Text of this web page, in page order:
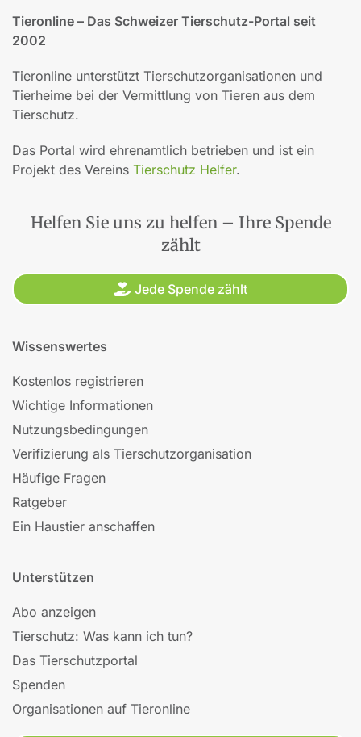
Tieronline – Das Schweizer Tierschutz-Portal seit
2002
Tieronline unterstützt Tierschutzorganisationen und
Tierheime bei der Vermittlung von Tieren aus dem
Tierschutz.
Das Portal wird ehrenamtlich betrieben und ist ein
Projekt des Vereins Tierschutz Helfer.
Helfen Sie uns zu helfen – Ihre Spende
zählt
Jede Spende zählt
Wissenswertes
Kostenlos registrieren
Wichtige Informationen
Nutzungsbedingungen
Verifizierung als Tierschutzorganisation
Häufige Fragen
Ratgeber
Ein Haustier anschaffen
Unterstützen
Abo anzeigen
Tierschutz: Was kann ich tun?
Das Tierschutzportal
Spenden
Organisationen auf Tieronline